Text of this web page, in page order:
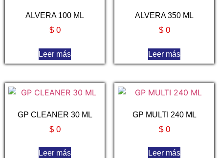
ALVERA 100 ML
$0
Leer más
ALVERA 350 ML
$0
Leer más
GP CLEANER 30 ML
$0
Leer más
GP MULTI 240 ML
$0
Leer más